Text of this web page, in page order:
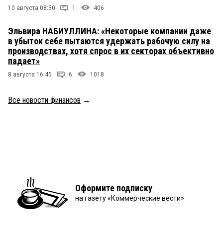
10 августа 08:50 1 406
Эльвира НАБИУЛЛИНА: «Некоторые компании даже
в убыток себе пытаются удержать рабочую силу на
производствах, хотя спрос в их секторах объективно
падает»
8 августа 16:45 6 1018
Все новости финансов →
Оформите подписку
на газету «Коммерческие вести»